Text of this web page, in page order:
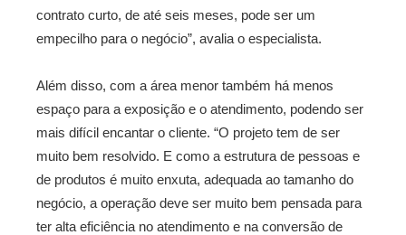
contrato curto, de até seis meses, pode ser um
empecilho para o negócio”, avalia o especialista.
Além disso, com a área menor também há menos
espaço para a exposição e o atendimento, podendo ser
mais difícil encantar o cliente. “O projeto tem de ser
muito bem resolvido. E como a estrutura de pessoas e
de produtos é muito enxuta, adequada ao tamanho do
negócio, a operação deve ser muito bem pensada para
ter alta eficiência no atendimento e na conversão de